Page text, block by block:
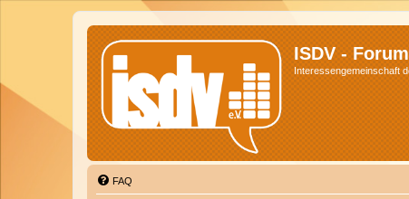
ISDV - Forum
Interessengemeinschaft
FAQ